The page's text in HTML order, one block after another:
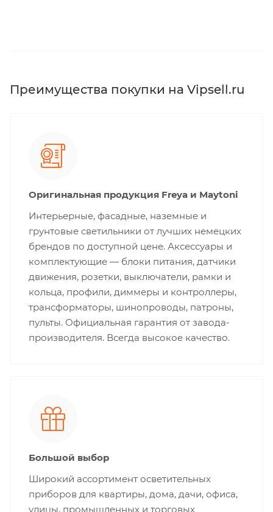
Преимущества покупки на Vipsell.ru
Оригинальная продукция Freya и Maytoni
Интерьерные, фасадные, наземные и
грунтовые светильники от лучших немецких
брендов по доступной цене. Аксессуары и
комплектующие — блоки питания, датчики
движения, розетки, выключатели, рамки и
кольца, профили, диммеры и контроллеры,
трансформаторы, шинопроводы, патроны,
пульты. Официальная гарантия от завода-
производителя. Всегда высокое качество.
Большой выбор
Широкий ассортимент осветительных
приборов для квартиры, дома, дачи, офиса,
улицы, промышленных и торговых